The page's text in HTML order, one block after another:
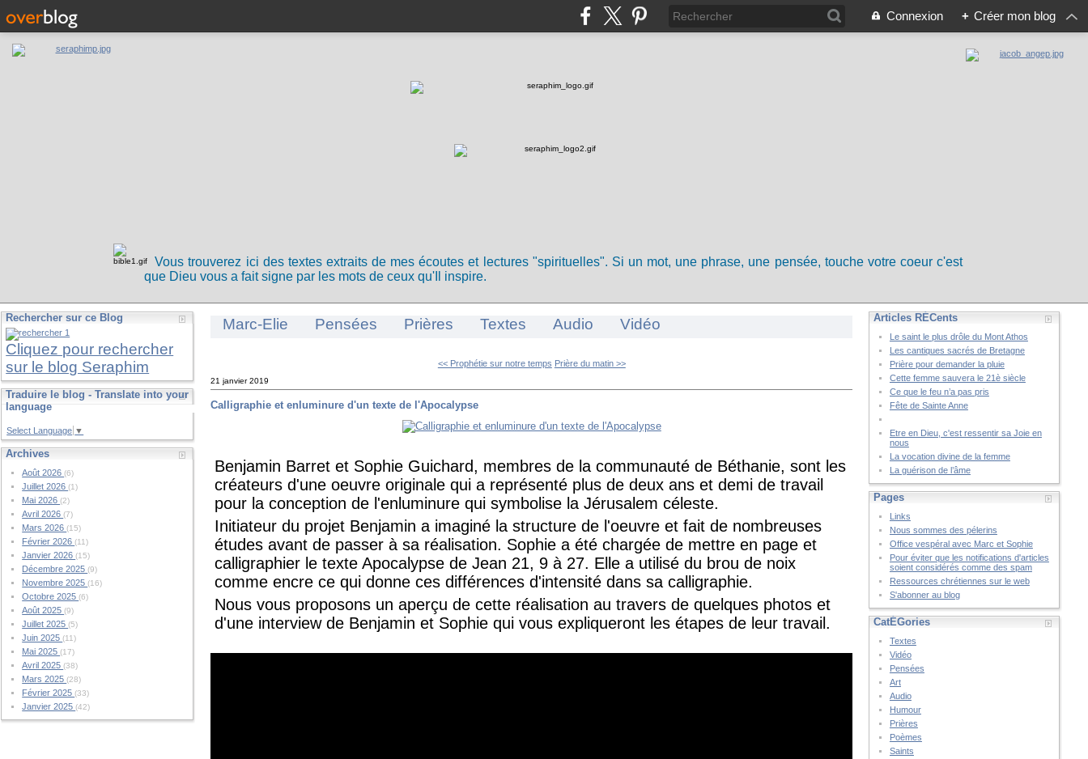
Connexion + Créer mon blog
Vous trouverez ici des textes extraits de mes écoutes et lectures "spirituelles". Si un mot, une phrase, une pensée, touche votre coeur c'est
que Dieu vous a fait signe par les mots de ceux qu'Il inspire.
Rechercher sur ce Blog
Cliquez pour rechercher
sur le blog Seraphim
Traduire le blog - Translate into your
language
Select Language ▼
Archives
Août 2026(6)
Juillet 2026(1)
Mai 2026(2)
Avril 2026(7)
Mars 2026(15)
Février 2026(11)
Janvier 2026(15)
Décembre 2025(9)
Novembre 2025(16)
Octobre 2025(6)
Août 2025(9)
Juillet 2025(5)
Juin 2025(11)
Mai 2025(17)
Avril 2025(38)
Mars 2025(28)
Février 2025(33)
Janvier 2025(42)
Marc-Elie Pensées Prières Textes Audio Vidéo
<< Prophétie sur notre temps Prière du matin >>
21 janvier 2019
Calligraphie et enluminure d'un texte de l'Apocalypse
Benjamin Barret et Sophie Guichard, membres de la communauté de Béthanie, sont les
créateurs d'une oeuvre originale qui a représenté plus de deux ans et demi de travail
pour la conception de l'enluminure qui symbolise la Jérusalem céleste.
Initiateur du projet Benjamin a imaginé la structure de l'oeuvre et fait de nombreuses
études avant de passer à sa réalisation. Sophie a été chargée de mettre en page et
calligraphier le texte Apocalypse de Jean 21, 9 à 27. Elle a utilisé du brou de noix
comme encre ce qui donne ces différences d'intensité dans sa calligraphie.
Nous vous proposons un aperçu de cette réalisation au travers de quelques photos et
d'une interview de Benjamin et Sophie qui vous expliqueront les étapes de leur travail.
Articles RÉCents
Le saint le plus drôle du Mont Athos
Les cantiques sacrés de Bretagne
Prière pour demander la pluie
Cette femme sauvera le 21è siècle
Ce que le feu n’a pas pris
Fête de Sainte Anne
Etre en Dieu, c'est ressentir sa Joie en
nous
La vocation divine de la femme
La guérison de l’âme
Pages
Links
Nous sommes des pélerins
Office vespéral avec Marc et Sophie
Pour éviter que les notifications d'articles
soient considérés comme des spam
Ressources chrétiennes sur le web
S'abonner au blog
CatÉGories
Textes
Vidéo
Pensées
Art
Audio
Humour
Prières
Poèmes
Saints